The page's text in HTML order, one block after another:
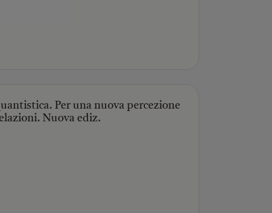
Per una nuova percezione
Nuova ediz.